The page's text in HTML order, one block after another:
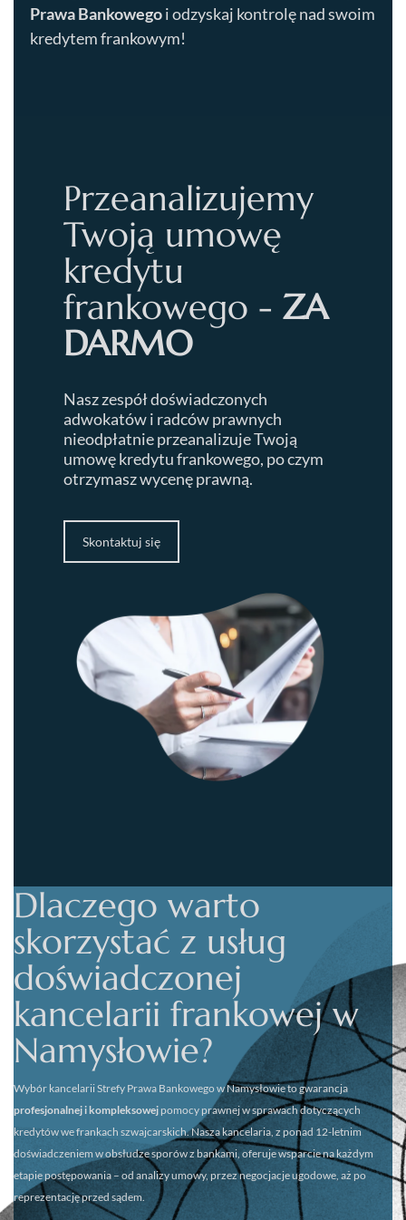
Prawa Bankowegoi odzyskaj kontrolę nad swoim
kredytem frankowym!
Przeanalizujemy
Twoją umowę
kredytu
frankowego - ZA
DARMO
Nasz zespół doświadczonych
adwokatów i radców prawnych
nieodpłatnie przeanalizuje Twoją
umowę kredytu frankowego, po czym
otrzymasz wycenę prawną.
Skontaktuj się
Dlaczego warto
skorzystać z usług
doświadczonej
kancelarii frankowej w
Namysłowie?
Wybór kancelariiStrefy Prawa Bankowego w Namysłowieto gwarancja
profesjonalnej i kompleksowej pomocy prawnej w sprawach dotyczących
kredytów we frankach szwajcarskich. Nasza kancelaria, z ponad 12-letnim
doświadczeniem w obsłudze sporów z bankami, oferuje wsparcie na każdym
etapie postępowania – od analizy umowy, przez negocjacje ugodowe, aż po
reprezentację przed sądem.